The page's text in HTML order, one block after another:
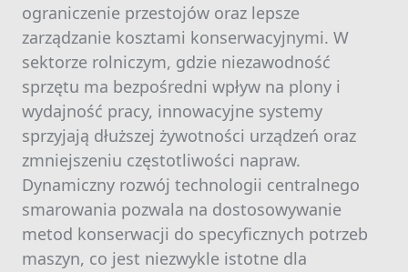
ograniczenie przestojów oraz lepsze
zarządzanie kosztami konserwacyjnymi. W
sektorze rolniczym, gdzie niezawodność
sprzętu ma bezpośredni wpływ na plony i
wydajność pracy, innowacyjne systemy
sprzyjają dłuższej żywotności urządzeń oraz
zmniejszeniu częstotliwości napraw.
Dynamiczny rozwój technologii centralnego
smarowania pozwala na dostosowywanie
metod konserwacji do specyficznych potrzeb
maszyn, co jest niezwykle istotne dla